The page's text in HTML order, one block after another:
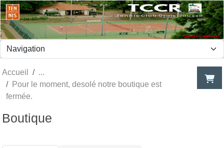
Accueil
Pour le moment, desolé notre boutique est
fermée.
Boutique
Panneau de gestion des cookies